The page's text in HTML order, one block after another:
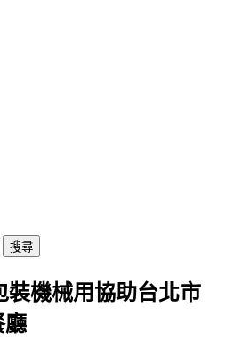
裝機械用協助台北市
廳